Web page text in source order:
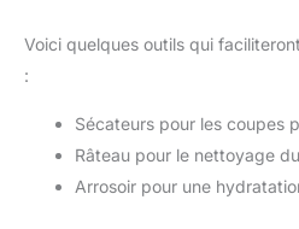
Voici quelques outils qui
:
Sécateurs pour les coupes
Râteau pour le nettoyage
Arrosoir pour une